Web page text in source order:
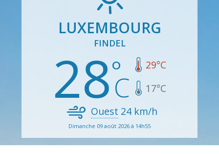
LUXEMBOURG
FINDEL
28 29°C
17°C
Ouest 24 km/h
Dimanche 09 août 2026 à 14h55